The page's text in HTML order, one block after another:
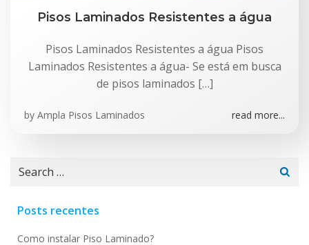
Pisos Laminados Resistentes a água
Pisos Laminados Resistentes a água Pisos
Laminados Resistentes a água- Se está em busca
de pisos laminados […]
by Ampla Pisos Laminados read more...
Search
Posts recentes
Como instalar Piso Laminado?